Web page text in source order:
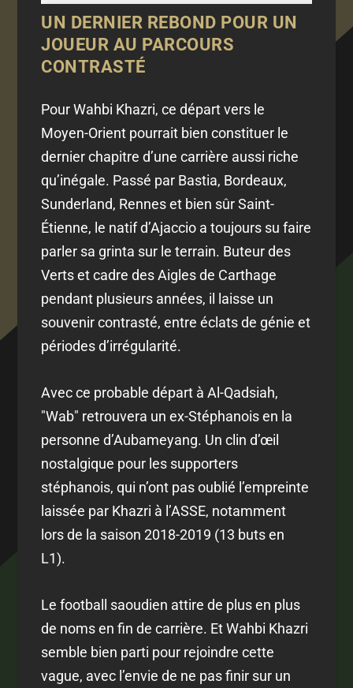
UN DERNIER REBOND POUR UN
JOUEUR AU PARCOURS
CONTRASTÉ
Pour Wahbi Khazri, ce départ vers le
Moyen-Orient pourrait bien constituer le
dernier chapitre d’une carrière aussi riche
qu’inégale. Passé par Bastia, Bordeaux,
Sunderland, Rennes et bien sûr Saint-
Étienne, le natif d’Ajaccio a toujours su faire
parler sa grinta sur le terrain. Buteur des
Verts et cadre des Aigles de Carthage
pendant plusieurs années, il laisse un
souvenir contrasté, entre éclats de génie et
périodes d’irrégularité.
Avec ce probable départ à Al-Qadsiah,
"Wab" retrouvera un ex-Stéphanois en la
personne d’Aubameyang. Un clin d’œil
nostalgique pour les supporters
stéphanois, qui n’ont pas oublié l’empreinte
laissée par Khazri à l’ASSE, notamment
lors de la saison 2018-2019 (13 buts en
L1).
Le football saoudien attire de plus en plus
de noms en fin de carrière. Et Wahbi Khazri
semble bien parti pour rejoindre cette
vague, avec l’envie de ne pas finir sur un